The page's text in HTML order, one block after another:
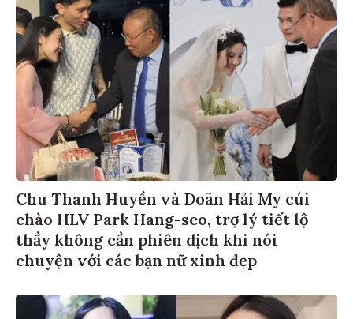
Chu Thanh Huyền và Doãn Hải My cúi
chào HLV Park Hang-seo, trợ lý tiết lộ
thầy không cần phiên dịch khi nói
chuyện với các bạn nữ xinh đẹp